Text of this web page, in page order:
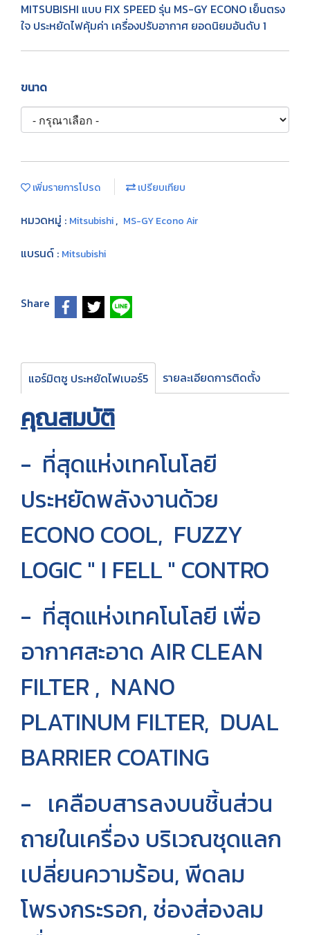
MITSUBISHI แบบ FIX SPEED รุ่น MS-GY ECONO เย็นตรง
ใจ ประหยัดไฟคุ้มค่า เครื่องปรับอากาศ ยอดนิยมอันดับ 1
ขนาด
เพิ่มรายการโปรด เปรียบเทียบ
หมวดหมู่ : Mitsubishi, MS-GY Econo Air
แบรนด์ : Mitsubishi
Share
แอร์มิตซู ประหยัดไฟเบอร์5 รายละเอียดการติดตั้ง
คุณสมบัติ
- ที่สุดแห่งเทคโนโลยี
ประหยัดพลังงานด้วย
ECONO COOL, FUZZY
LOGIC " I FELL " CONTRO
- ที่สุดแห่งเทคโนโลยี เพื่อ
อากาศสะอาด AIR CLEAN
FILTER , NANO
PLATINUM FILTER, DUAL
BARRIER COATING
- เคลือบสารลงบนชิ้นส่วน
ถายในเครื่อง บริเวณชุดแลก
เปลี่ยนความร้อน, พีดลม
โพรงกระรอก, ช่องส่องลม